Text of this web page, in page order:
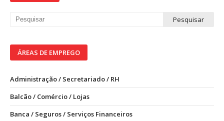
ÁREAS DE EMPREGO
Administração / Secretariado / RH
Balcão / Comércio / Lojas
Banca / Seguros / Serviços Financeiros